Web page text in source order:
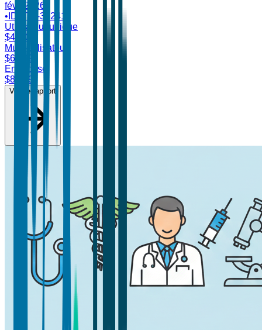
févr. 2026
• ID:
TBI-30241
Utilisateur unique
$4,700
Multi-utilisateur
$6,899
Entreprise
$8,499
Voir le rapport